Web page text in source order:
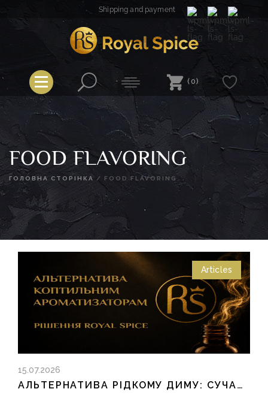
Shipping and payment
Royal Spice
(0)
FOOD FLAVORING
ГОЛОВНА СТОРІНКА / FOOD FLAVORING
Articles
15.07.2026
АЛЬТЕРНАТИВА РІДКОМУ ДИМУ: СУЧАСНІ РІШЕННЯ ДЛЯ ХАРЧОВОЇ ПРОМИСЛОВОСТІ